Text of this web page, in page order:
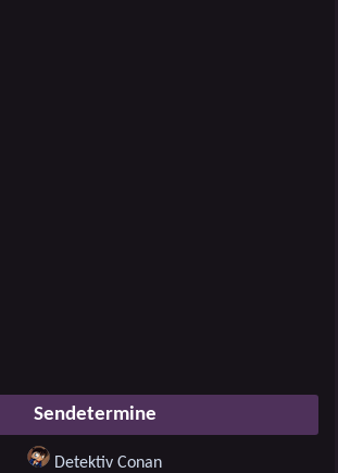
Sendetermine
Detektiv Conan